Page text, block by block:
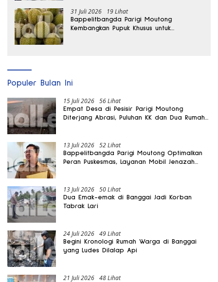
31 Juli 2026 19 Lihat
Bappelitbangda Parigi Moutong
Kembangkan Pupuk Khusus untuk
Populer Bulan Ini
15 Juli 2026 56 Lihat
Empat Desa di Pesisir Parigi Moutong
Diterjang Abrasi, Puluhan KK dan Dua Rumah
13 Juli 2026 52 Lihat
Bappelitbangda Parigi Moutong Optimalkan
Peran Puskesmas, Layanan Mobil Jenazah
13 Juli 2026 50 Lihat
Dua Emak-emak di Banggai Jadi Korban
Tabrak Lari
24 Juli 2026 49 Lihat
Begini Kronologi Rumah Warga di Banggai
yang Ludes Dilalap Api
21 Juli 2026 48 Lihat